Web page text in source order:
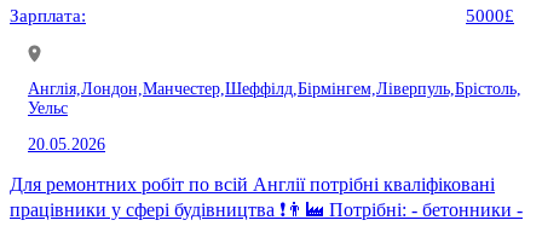
Зарплата: 5000£
Англія, Лондон, Манчестер, Шеффілд, Бірмінгем, Ліверпуль, Брістоль,
Уельс
20.05.2026
Для ремонтних робіт по всій Англії потрібні кваліфіковані
працівники у сфері будівництва ❗️👨‍🏭 Потрібні: - бетонники -